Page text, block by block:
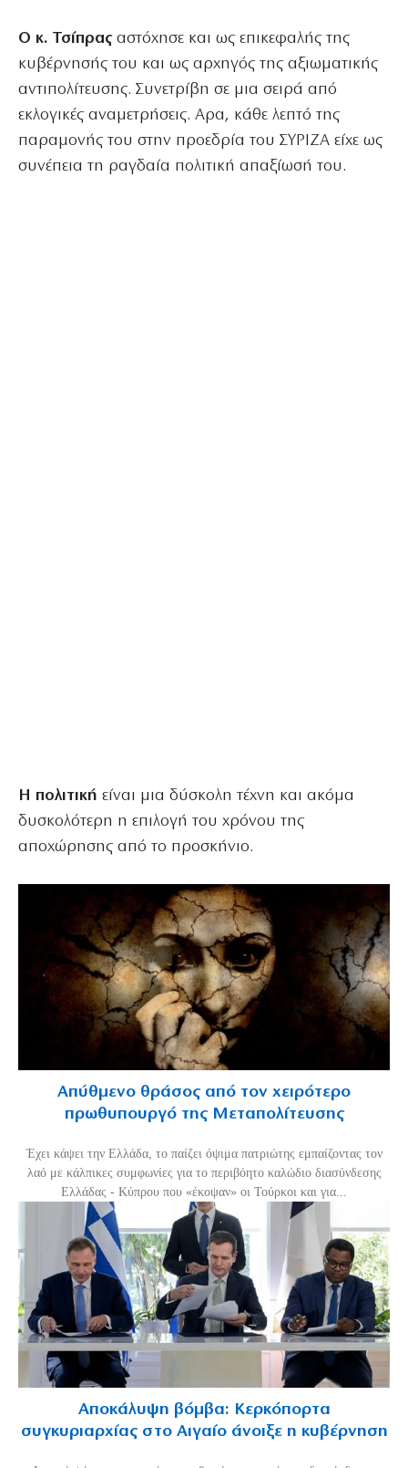
Ο κ. Τσίπρας αστόχησε και ως επικεφαλής της
κυβέρνησής του και ως αρχηγός της αξιωματικής
αντιπολίτευσης. Συνετρίβη σε μια σειρά από
εκλογικές αναμετρήσεις. Αρα, κάθε λεπτό της
παραμονής του στην προεδρία του ΣΥΡΙΖΑ είχε ως
συνέπεια τη ραγδαία πολιτική απαξίωσή του.
Η πολιτική είναι μια δύσκολη τέχνη και ακόμα
δυσκολότερη η επιλογή του χρόνου της
αποχώρησης από το προσκήνιο.
Απύθμενο θράσος από τον χειρότερο
πρωθυπουργό της Μεταπολίτευσης
Έχει κάψει την Ελλάδα, το παίζει όψιμα πατριώτης εμπαίζοντας τον
λαό με κάλπικες συμφωνίες για το περιβόητο καλώδιο διασύνδεσης
Ελλάδας - Κύπρου που «έκοψαν» οι Τούρκοι και για...
Αποκάλυψη βόμβα: Κερκόπορτα
συγκυριαρχίας στο Αιγαίο άνοιξε η κυβέρνηση